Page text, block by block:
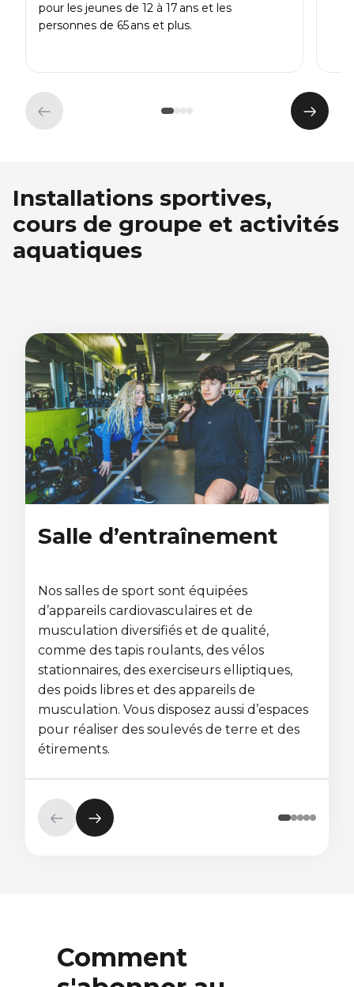
pour les jeunes de 12 à 17 ans et les
personnes de 65 ans et plus.
Élément
précédent
suivant
Installations sportives,
cours de groupe et activités
aquatiques
Salle d’entraînement
Nos salles de sport sont équipées
d’appareils cardiovasculaires et de
musculation diversifiés et de qualité,
comme des tapis roulants, des vélos
stationnaires, des exerciseurs elliptiques,
des poids libres et des appareils de
musculation. Vous disposez aussi d’espaces
pour réaliser des soulevés de terre et des
étirements.
Élément
précédent
Élément
suivant
Comment